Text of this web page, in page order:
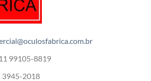
99105-8819
3945-2018